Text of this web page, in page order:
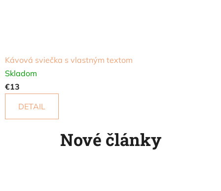
Kávová sviečka s vlastným textom
Skladom
€13
DETAIL
Nové články